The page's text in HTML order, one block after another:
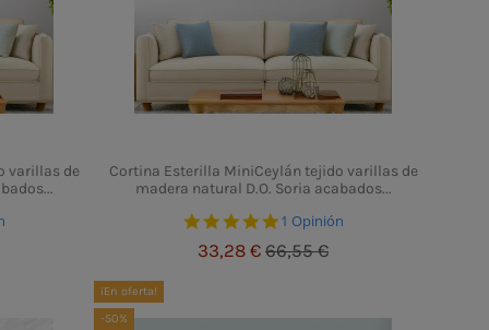
varillas de
Cortina Esterilla MiniCeylán tejido varillas de
madera natural D.O. Soria acabados...
5.0 star rating
1 Opinión
33,28 € 66,55 €
¡En oferta!
-50%